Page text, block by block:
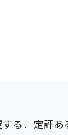
る．定評あ